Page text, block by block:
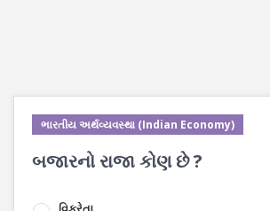
ભારતીય અર્થવ્યવસ્થા (Indian Economy)
બજારનો રાજા કોણ છે ?